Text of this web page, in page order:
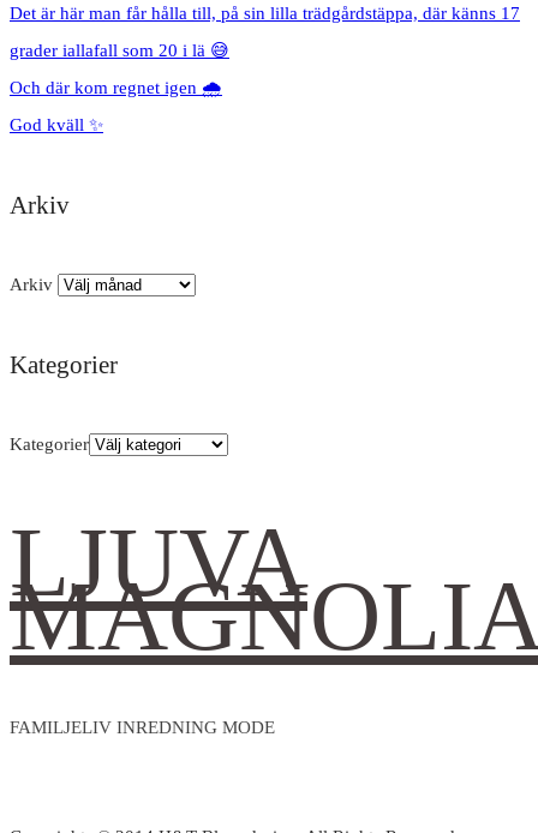
Det är här man får hålla till, på sin lilla trädgårdstäppa, där känns 17
grader iallafall som 20 i lä 😅
Och där kom regnet igen 🌧️
God kväll ✨
Arkiv
Arkiv
Kategorier
Kategorier
LJUVA
FAMILJELIV INREDNING MODE